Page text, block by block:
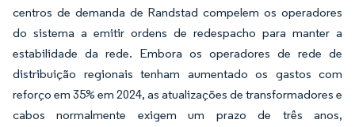
centros de demanda de Randstad compelem os operadores
do sistema a emitir ordens de redespacho para manter a
estabilidade da rede. Embora os operadores de rede de
distribuição regionais tenham aumentado os gastos com
reforço em 35% em 2024, as atualizações de transformadores e
cabos normalmente exigem um prazo de três anos,